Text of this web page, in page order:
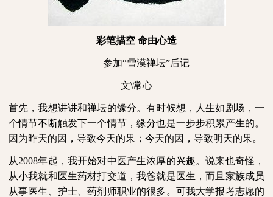
彩笔描空 命由心造
——参加“雪漠禅坛”后记
文\常心
首先，我想讲讲和禅坛的缘分。有时候想，人生如剧场，一
个情节不断触发下一个情节，缘分也是一步步积累产生的。
因为昨天的因，导致今天的果；今天的因，导致明天的果。
从2008年起，我开始对中医产生浓厚的兴趣。说来也奇怪，
从小我就和医生药材打交道，我爸就是医生，而且家族成员
从事医生、护士、药剂师职业的很多。可我大学报考志愿的